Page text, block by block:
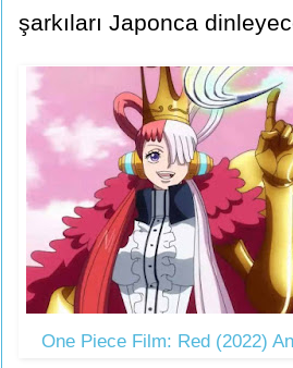
şarkıları Japonca
One Piece Film: Red (2022)